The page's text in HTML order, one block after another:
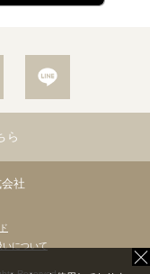
社
いについて
ら